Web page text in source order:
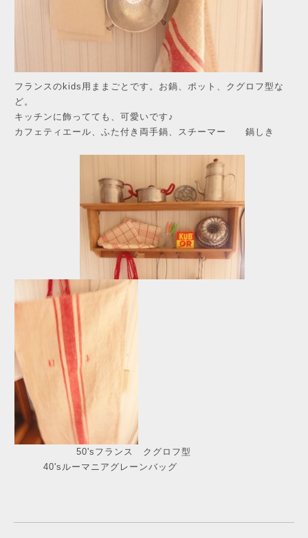
フランスのkids用ままごとです。お鍋、ポット、クグロフ型な
ど。
キッチンに飾ってても、可愛いです♪
カフェティエール、ふた付き両手鍋、スチーマー 鍋しき
50'sフランス クグロフ型
40'sルーマニアグレーンバッグ